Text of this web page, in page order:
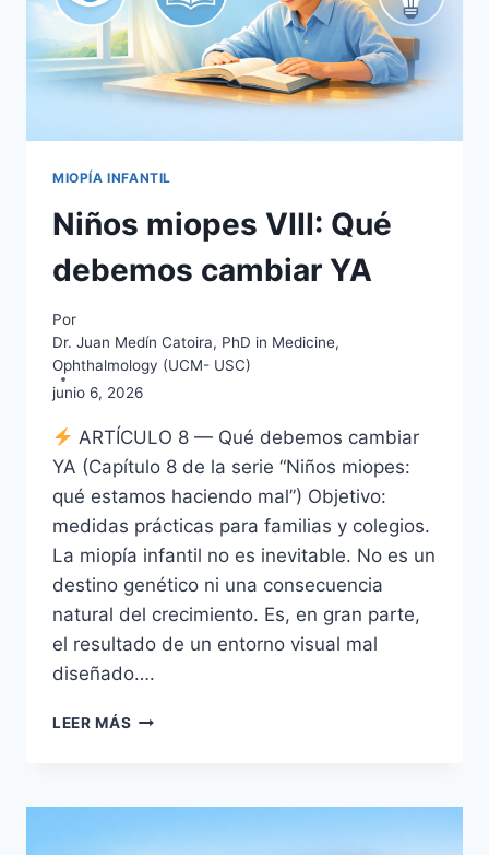
MIOPÍA INFANTIL
Niños miopes VIII: Qué
debemos cambiar YA
Por
Dr. Juan Medín Catoira, PhD in Medicine,
Ophthalmology (UCM- USC)
junio 6, 2026
ARTÍCULO 8 — Qué debemos cambiar
YA (Capítulo 8 de la serie “Niños miopes:
qué estamos haciendo mal”) Objetivo:
medidas prácticas para familias y colegios.
La miopía infantil no es inevitable. No es un
destino genético ni una consecuencia
natural del crecimiento. Es, en gran parte,
el resultado de un entorno visual mal
diseñado….
LEER MÁS NIÑOS
DEBEMOS